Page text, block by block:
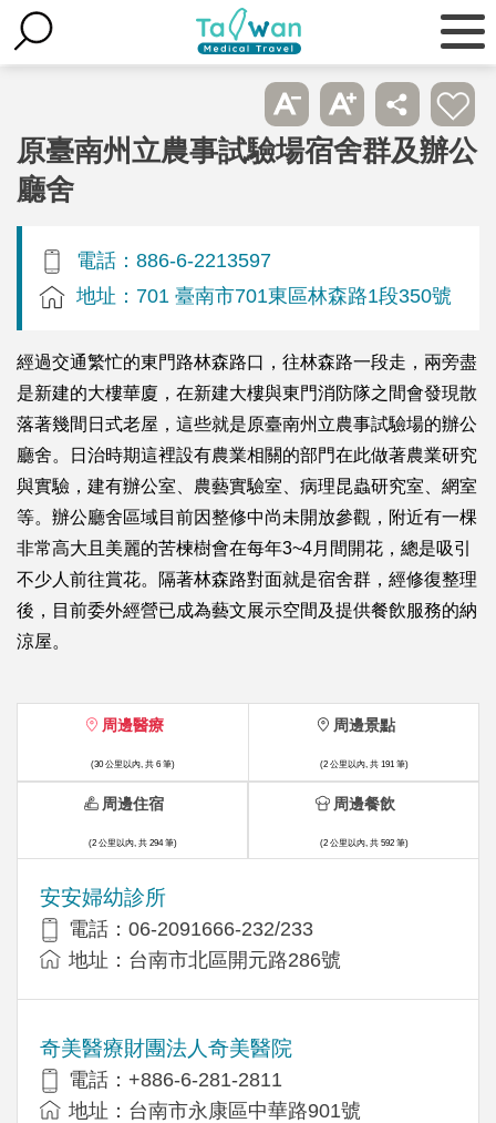
原臺南州立農事試驗場宿舍群及辦公
廳舍
電話：886-6-2213597
地址：701 臺南市701東區林森路1段350號
經過交通繁忙的東門路林森路口，往林森路一段走，兩旁盡
是新建的大樓華廈，在新建大樓與東門消防隊之間會發現散
落著幾間日式老屋，這些就是原臺南州立農事試驗場的辦公
廳舍。日治時期這裡設有農業相關的部門在此做著農業研究
與實驗，建有辦公室、農藝實驗室、病理昆蟲研究室、網室
等。辦公廳舍區域目前因整修中尚未開放參觀，附近有一棵
非常高大且美麗的苦楝樹會在每年3~4月間開花，總是吸引
不少人前往賞花。隔著林森路對面就是宿舍群，經修復整理
後，目前委外經營已成為藝文展示空間及提供餐飲服務的納
涼屋。
周邊醫療
(30 公里以內, 共 6 筆)
安安婦幼診所
電話：06-2091666-232/233
地址：台南市北區開元路286號
奇美醫療財團法人奇美醫院
電話：+886-6-281-2811
地址：台南市永康區中華路901號
周邊景點
(2 公里以內, 共 191 筆)
周邊住宿
(2 公里以內, 共 294 筆)
周邊餐飲
(2 公里以內, 共 592 筆)